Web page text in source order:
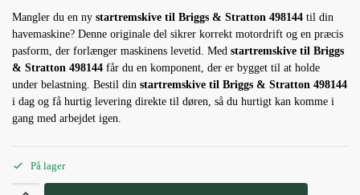
Mangler du en ny startremskive til Briggs & Stratton 498144 til din
havemaskine? Denne originale del sikrer korrekt motordrift og en præcis
pasform, der forlænger maskinens levetid. Med startremskive til Briggs
& Stratton 498144 får du en komponent, der er bygget til at holde
under belastning. Bestil din startremskive til Briggs & Stratton 498144
i dag og få hurtig levering direkte til døren, så du hurtigt kan komme i
gang med arbejdet igen.
På lager